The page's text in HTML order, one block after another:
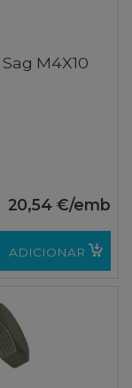
M4X10
20,54 €/emb
ADICIONAR